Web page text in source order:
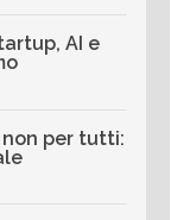
AI e
non per tutti: